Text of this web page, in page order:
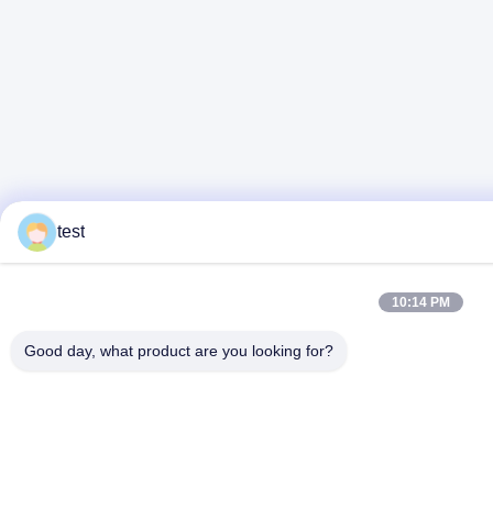
test
10:14 PM
Good day, what product are you looking for?